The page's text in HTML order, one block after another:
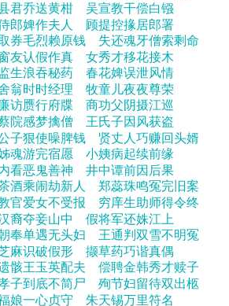
乔送黄柑 吴宣教干偿白镪
婢作夫人 顾提控掾居郎署
毛烈赖原钱 失还魂牙僧索剩命
认假作真 女秀才移花接木
浪吞秘药 春花婢误泄风情
时时经理 牧童儿夜夜尊荣
赝行府牒 商功父阴摄江巡
院感梦擒僧 王氏子因风获盗
子狠使噪脾钱 贤丈人巧赚回头婿
魂游完宿愿 小姨病起续前缘
看恶鬼善神 井中谭前因后果
酒乘闹劫新人 郑蕊珠鸣冤完旧案
官爱女不受报 穷庠生助师得令终
裔夺妾山中 假将军还姝江上
奉单遇无头妇 王通判双雪不明冤
麻识破假形 撷草药巧谐真偶
王玉英配夫 偿聘金韩秀才赎子
子到底不简尸 殉节妇留待双出柩
娘一心贞守 朱天锡万里符名